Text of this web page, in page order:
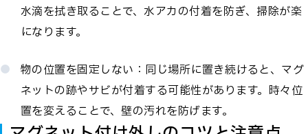
水滴を拭き取ることで、水アカの付着を防ぎ、掃除が楽
になります。
物の位置を固定しない：同じ場所に置き続けると、マグ
ネットの跡やサビが付着する可能性があります。時々位
置を変えることで、壁の汚れを防げます。